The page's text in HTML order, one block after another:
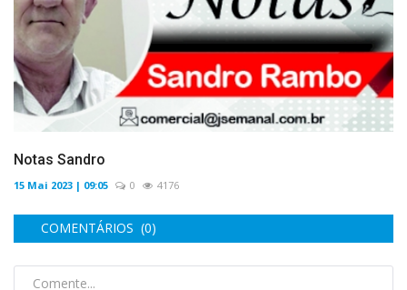
Notas Sandro
15 Mai 2023 | 09:05 0 4176
COMENTÁRIOS (0)